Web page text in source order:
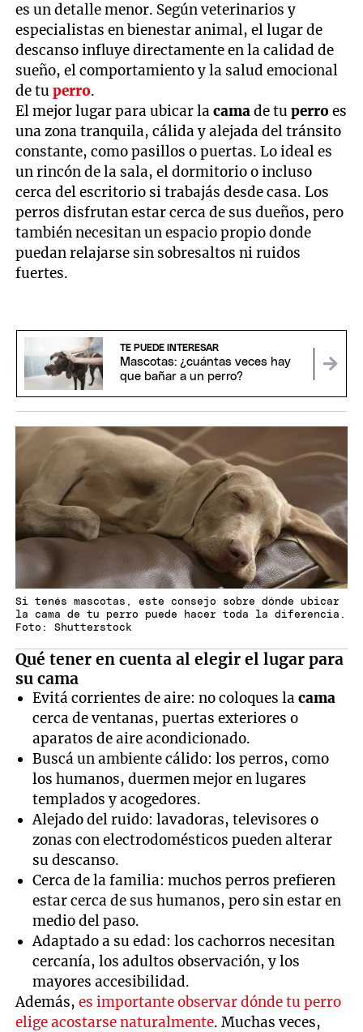
es un detalle menor. Según veterinarios y
especialistas en bienestar animal, el lugar de
descanso influye directamente en la calidad de
sueño, el comportamiento y la salud emocional
de tuperro.
El mejor lugar para ubicar lacamade tuperroes
una zona tranquila, cálida y alejada del tránsito
constante, como pasillos o puertas. Lo ideal es
un rincón de la sala, el dormitorio o incluso
cerca del escritorio si trabajás desde casa. Los
perros disfrutan estar cerca de sus dueños, pero
también necesitan un espacio propio donde
puedan relajarse sin sobresaltos ni ruidos
fuertes.
TE PUEDE INTERESAR
Mascotas: ¿cuántas veces hay
que bañar a un perro?
Si tenés mascotas, este consejo sobre dónde ubicar
la cama de tu perro puede hacer toda la diferencia.
Foto: Shutterstock
Qué tener en cuenta al elegir el lugar para
su cama
Evitá corrientes de aire: no coloques lacama
cerca de ventanas, puertas exteriores o
aparatos de aire acondicionado.
Buscá un ambiente cálido: los perros, como
los humanos, duermen mejor en lugares
templados y acogedores.
Alejado del ruido: lavadoras, televisores o
zonas con electrodomésticos pueden alterar
su descanso.
Cerca de la familia: muchos perros prefieren
estar cerca de sus humanos, pero sin estar en
medio del paso.
Adaptado a su edad: los cachorros necesitan
cercanía, los adultos observación, y los
mayores accesibilidad.
Además,es importante observar dónde tu perro
elige acostarse naturalmente. Muchas veces,